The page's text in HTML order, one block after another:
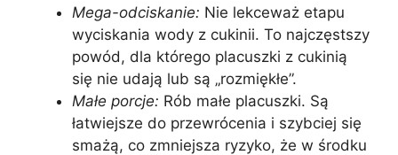
Mega-odciskanie: Nie lekceważ etapu
wyciskania wody z cukinii. To najczęstszy
powód, dla którego placuszki z cukinią
się nie udają lub są „rozmiękłe”.
Małe porcje: Rób małe placuszki. Są
łatwiejsze do przewrócenia i szybciej się
smażą, co zmniejsza ryzyko, że w środku